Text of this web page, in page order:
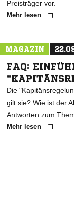
Preisträger vor.
Mehr lesen
MAGAZIN
FAQ:
Die
gilt sie? Wie ist der
Antworten zum
Mehr lesen